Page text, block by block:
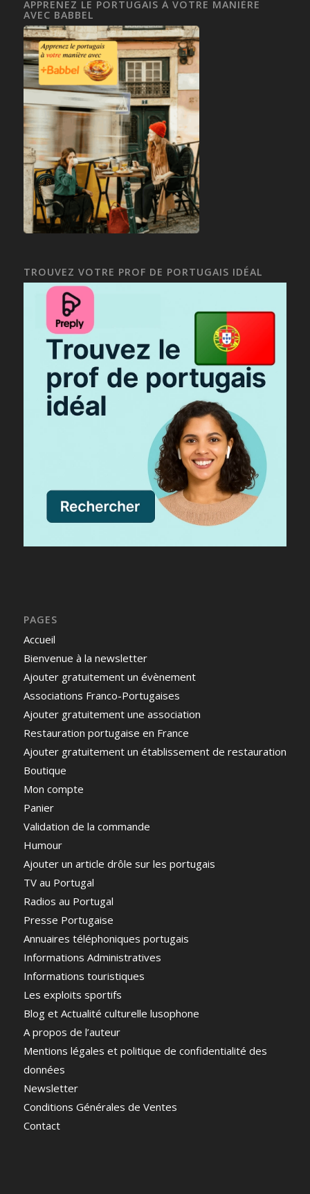
APPRENEZ LE PORTUGAIS À VOTRE MANIÈRE
AVEC BABBEL
TROUVEZ VOTRE PROF DE PORTUGAIS IDÉAL
PAGES
Accueil
Bienvenue à la newsletter
Ajouter gratuitement un évènement
Associations Franco-Portugaises
Ajouter gratuitement une association
Restauration portugaise en France
Ajouter gratuitement un établissement de restauration
Boutique
Mon compte
Panier
Validation de la commande
Humour
Ajouter un article drôle sur les portugais
TV au Portugal
Radios au Portugal
Presse Portugaise
Annuaires téléphoniques portugais
Informations Administratives
Informations touristiques
Les exploits sportifs
Blog et Actualité culturelle lusophone
A propos de l’auteur
Mentions légales et politique de confidentialité des
données
Newsletter
Conditions Générales de Ventes
Contact